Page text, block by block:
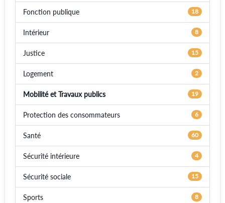
Fonction publique 18
Intérieur 8
Justice 15
Logement 2
Mobilité et Travaux publics 19
Protection des consommateurs 6
Santé 60
Sécurité intérieure 4
Sécurité sociale 15
Sports 8